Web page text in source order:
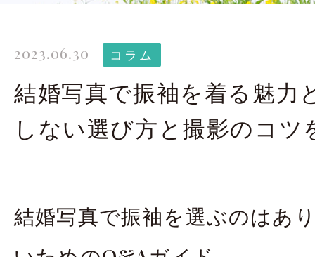
ドレス＆着物
LINEで予約・相
2023.06.30 コラム
結婚写真で振袖を着る魅力
しない選び方と撮影のコツ
結婚写真で振袖を選ぶのはあ